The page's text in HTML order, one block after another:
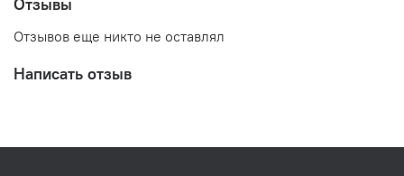
Отзывов еще никто не оставлял
Написать отзыв